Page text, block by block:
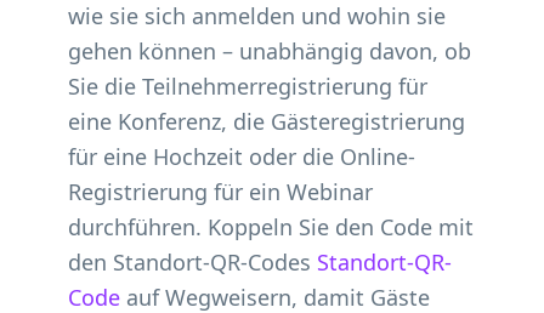
wie sie sich anmelden und wohin sie
gehen können – unabhängig davon, ob
Sie die Teilnehmerregistrierung für
eine Konferenz, die Gästeregistrierung
für eine Hochzeit oder die Online-
Registrierung für ein Webinar
durchführen. Koppeln Sie den Code mit
den Standort-QR-Codes Standort-QR-
Code auf Wegweisern, damit Gäste